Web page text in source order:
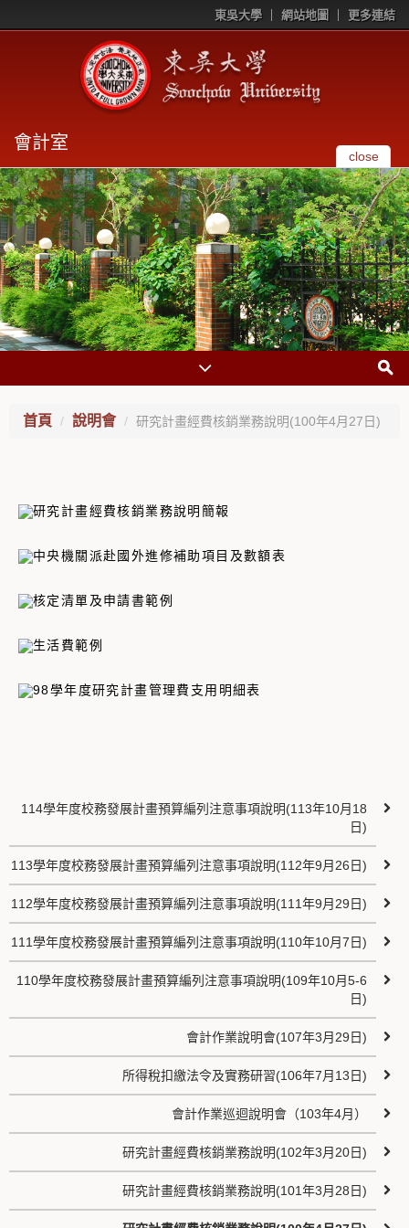
東吳大學 網站地圖 更多連結
會計室
close
首頁 說明會 研究計畫經費核銷業務說明(100年4月27日)
研究計畫經費核銷業務說明簡報
中央機關派赴國外進修補助項目及數額表
核定清單及申請書範例
生活費範例
98學年度研究計畫管理費支用明細表
114學年度校務發展計畫預算編列注意事項說明(113年10月18
日)
113學年度校務發展計畫預算編列注意事項說明(112年9月26日)
112學年度校務發展計畫預算編列注意事項說明(111年9月29日)
111學年度校務發展計畫預算編列注意事項說明(110年10月7日)
110學年度校務發展計畫預算編列注意事項說明(109年10月5-6
日)
會計作業說明會(107年3月29日)
所得稅扣繳法令及實務研習(106年7月13日)
會計作業巡迴說明會（103年4月）
研究計畫經費核銷業務說明(102年3月20日)
研究計畫經費核銷業務說明(101年3月28日)